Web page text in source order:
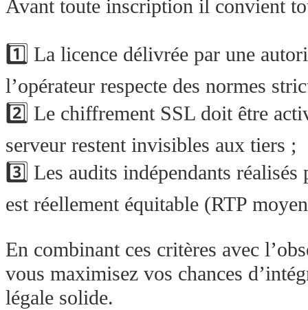
Avant toute inscription il convient
1️⃣ La licence délivrée par une
l’opérateur respecte des normes
2️⃣ Le chiffrement SSL doit être
serveur restent invisibles aux tiers ;
3️⃣ Les audits indépendants
est réellement équitable (RTP
En combinant ces critères avec
vous maximisez vos chances
légale solide.